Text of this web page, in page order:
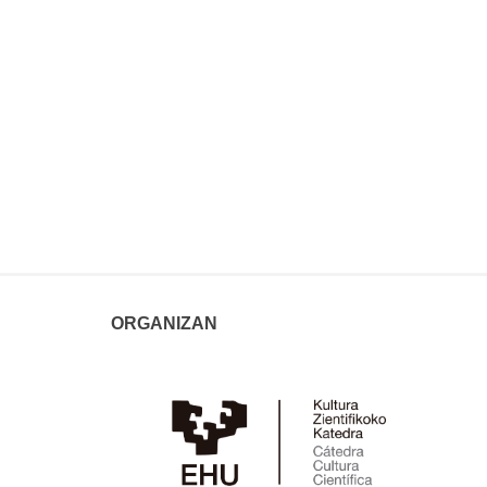
ORGANIZAN